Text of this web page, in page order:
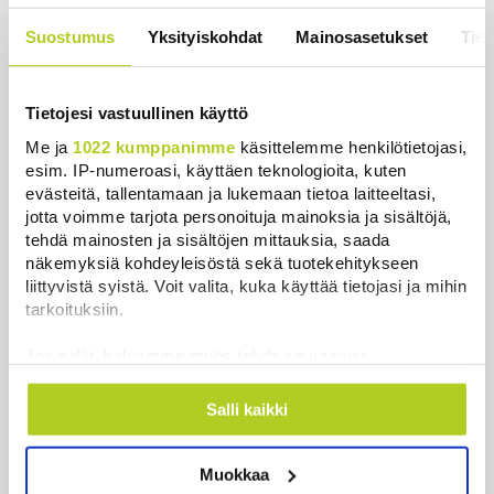
Suostumus Yksityiskohdat Mainosasetukset
Tietojesi vastuullinen käyttö
Me ja 1022 kumppanimme käsittelemme henkilötietojasi,
esim. IP-numeroasi, käyttäen teknologioita, kuten
evästeitä, tallentamaan ja lukemaan tietoa laitteeltasi,
jotta voimme tarjota personoituja mainoksia ja sisältöjä,
tehdä mainosten ja sisältöjen mittauksia, saada
näkemyksiä kohdeyleisöstä sekä tuotekehitykseen
liittyvistä syistä. Voit valita, kuka käyttää tietojasi ja mihin
tarkoituksiin.
Kerätä tietoja maantieteellisestä sijainnistasi,
mahdollisesti muutaman metrin tarkkuudella
ominaispiirteitä aktiivisesti (sormenjäljen
Salli kaikki
Muokkaa
Kansaa johdettiin harhaan
Uutiset | 4.8.2026 14:39
Uutiset
Uusimmat Luetuimmat